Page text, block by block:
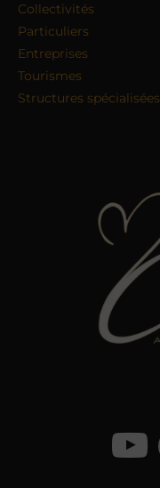
Collectivités
Particuliers
Entreprises
Tourismes
Structures spécialisées